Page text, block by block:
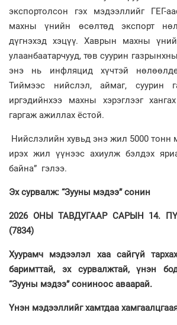
экспортолсон гэх мэдээллийг ГЕГ-
махны үнийн өсөлтөд экспорт
дүгнэхэд хэцүү. Хаврын махны
улаанбаатарчууд, төв суурин
энэ нь инфляцид хүчтэй
Тиймээс нийслэл, аймаг, суурин
иргэдийнхээ махны хэрэглээг
гаргаж ажиллах ёстой.
Нийслэлийн хувьд энэ жил 5000 тонн
ирэх жил үүнээс ахиулж бэлдэх
байна” гэлээ.
Эх сурвалж: “Зууны мэдээ” сонин
2026 ОНЫ ТАВДУГААР САРЫН 14.
(7834)
Хуурамч мэдээлэл хаа сайгүй
баримттай, эх сурвалжтай, үнэн
“Зууны мэдээ” сониноос аваарай.
Үнэн мэдээллийг хамтдаа